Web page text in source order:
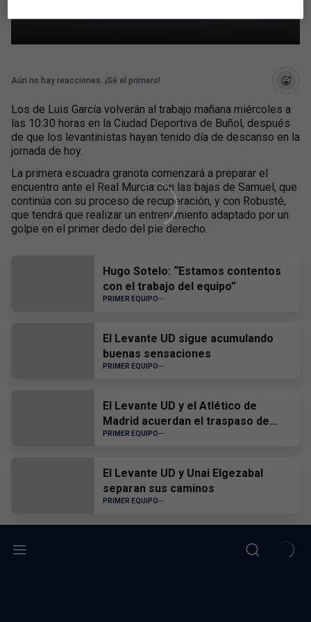
el miércoles en Buñol
Aún no hay reacciones. ¡Sé el primero!
Los de Luis García volverán al trabajo mañana miércoles a
las 10:30 horas en la Ciudad Deportiva de Buñol, después
de que los levantinistas hayan tenido día de descanso en la
jornada de hoy.
La primera escuadra granota comenzará a preparar el
encuentro ante el Real Murcia con las bajas de Samuel, que
continúa con su proceso de recuperación, y con Robusté,
que tendrá que realizar un entrenamiento adaptado por un
golpe en el primer dedo del pie derecho.
Hugo Sotelo: “Estamos contentos
con el trabajo del equipo”
PRIMER EQUIPO
El Levante UD sigue acumulando
buenas sensaciones
PRIMER EQUIPO
El Levante UD y el Atlético de
Madrid acuerdan el traspaso de
Edgar Alcañiz
PRIMER EQUIPO
El Levante UD y Unai Elgezabal
separan sus caminos
PRIMER EQUIPO